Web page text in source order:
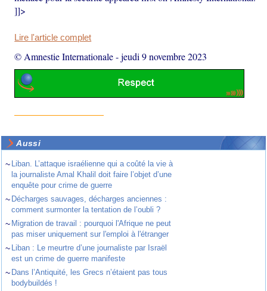
]]>
Lire l'article complet
© Amnestie Internationale-jeudi 9 novembre 2023
Aussi
~ Liban. L’attaque israélienne qui a coûté la vie à
la journaliste Amal Khalil doit faire l’objet d’une
enquête pour crime de guerre
~ Décharges sauvages, décharges anciennes :
comment surmonter la tentation de l’oubli ?
~ Migration de travail : pourquoi l'Afrique ne peut
pas miser uniquement sur l'emploi à l'étranger
~ Liban : Le meurtre d’une journaliste par Israël
est un crime de guerre manifeste
~ Dans l’Antiquité, les Grecs n’étaient pas tous
bodybuildés !